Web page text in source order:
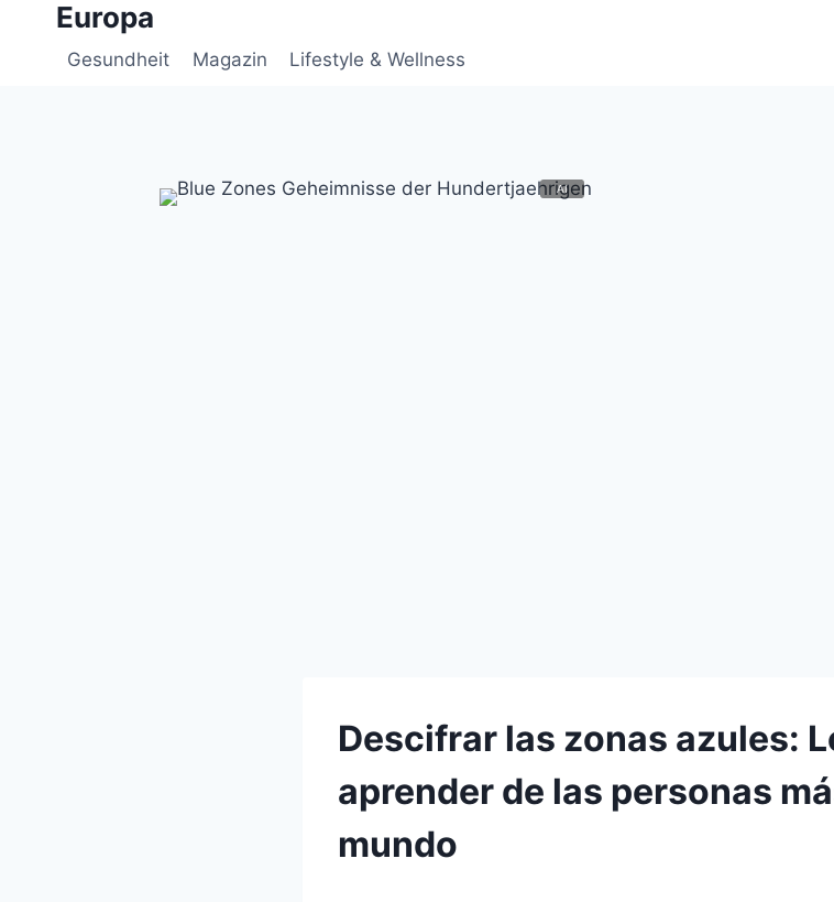
springen
Europa
Gesundheit Magazin Lifestyle & Wellness
Descifrar las zonas azules:
aprender de las personas
mundo